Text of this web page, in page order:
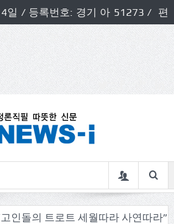
일 / 등록번호: 경기 아 51273 / 편
/ 개인정보책임자 및 청소년보호호
트로트 세월따라 사연따라” 구